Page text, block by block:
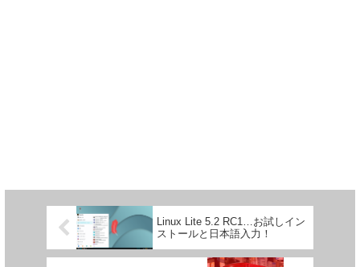
Linux Lite 5.2 RC1…お試しイン
ストールと日本語入力！